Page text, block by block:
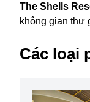
The Shells
không gian thư
Các loại